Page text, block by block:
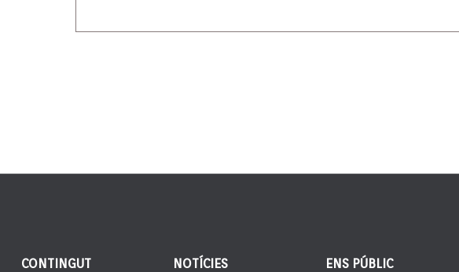
CONTINGUT NOTÍCIES ENS PÚBLIC